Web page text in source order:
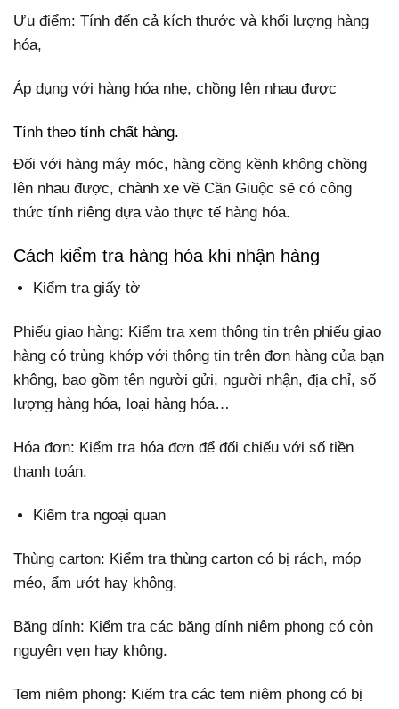
Ưu điểm: Tính đến cả kích thước và khối lượng hàng
hóa,
Áp dụng với hàng hóa nhẹ, chồng lên nhau được
Tính theo tính chất hàng.
Đối với hàng máy móc, hàng cồng kềnh không chồng
lên nhau được, chành xe về Cần Giuộc sẽ có công
thức tính riêng dựa vào thực tế hàng hóa.
Cách kiểm tra hàng hóa khi nhận hàng
Kiểm tra giấy tờ
Phiếu giao hàng: Kiểm tra xem thông tin trên phiếu giao
hàng có trùng khớp với thông tin trên đơn hàng của bạn
không, bao gồm tên người gửi, người nhận, địa chỉ, số
lượng hàng hóa, loại hàng hóa…
Hóa đơn: Kiểm tra hóa đơn để đối chiếu với số tiền
thanh toán.
Kiểm tra ngoại quan
Thùng carton: Kiểm tra thùng carton có bị rách, móp
méo, ẩm ướt hay không.
Băng dính: Kiểm tra các băng dính niêm phong có còn
nguyên vẹn hay không.
Tem niêm phong: Kiểm tra các tem niêm phong có bị